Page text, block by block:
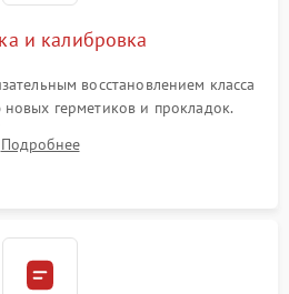
и калибровка
восстановлением класса
герметиков и прокладок.
матрицы по эталонному
точного измерения температур.
Подробнее